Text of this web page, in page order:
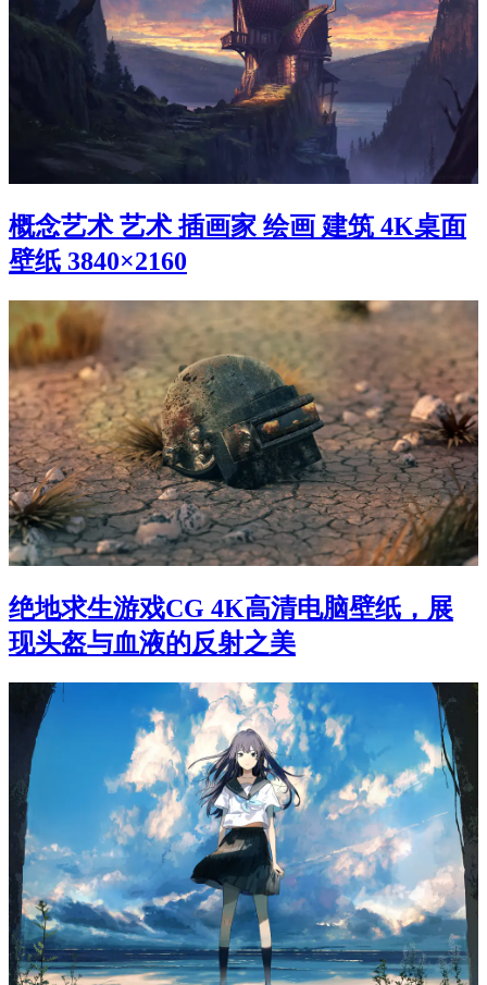
概念艺术 艺术 插画家 绘画 建筑 4K桌面
壁纸 3840×2160
绝地求生游戏CG 4K高清电脑壁纸，展
现头盔与血液的反射之美